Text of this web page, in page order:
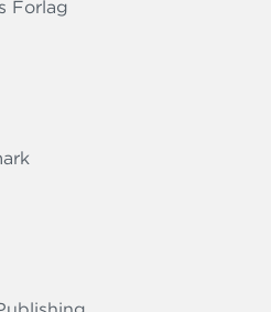
Forlag